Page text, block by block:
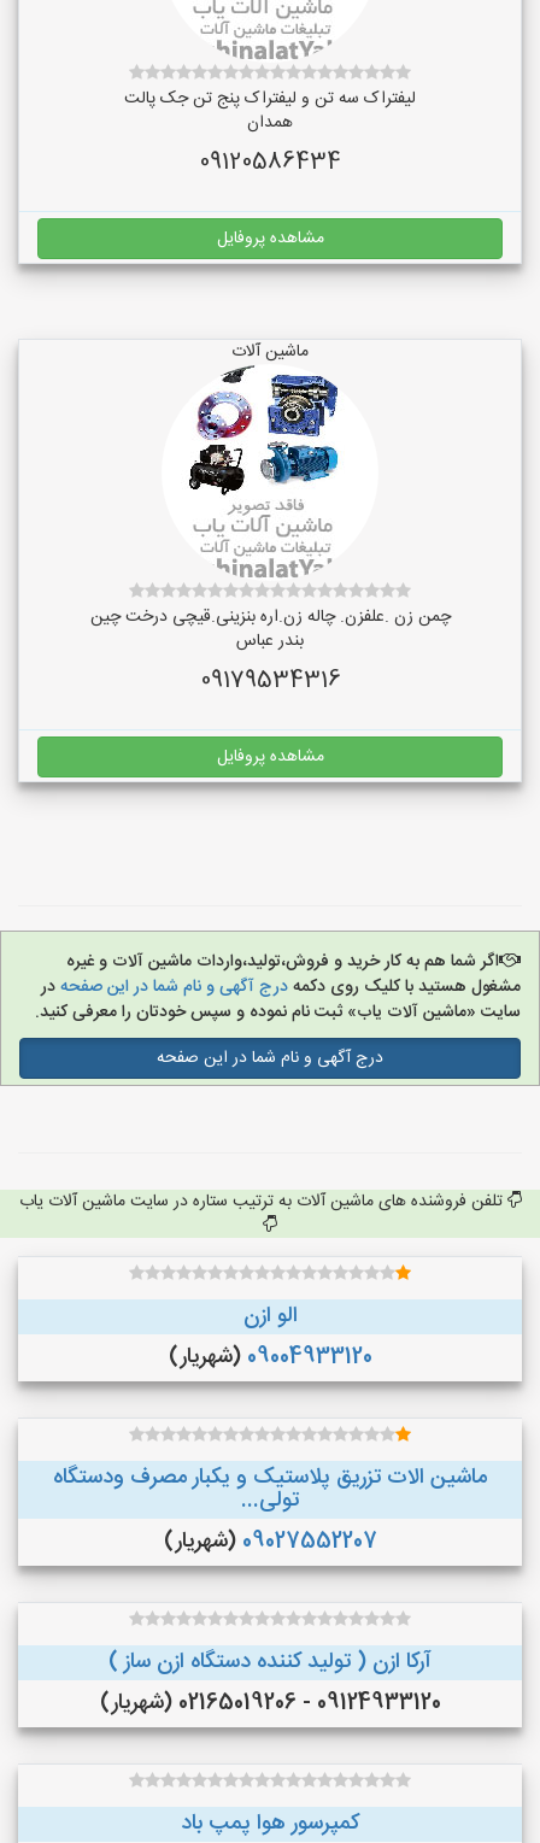
لیفتراک سه تن و لیفتراک پنج تن جک پالت
همدان
09120586434
مشاهده پروفایل
ماشین آلات
چمن زن .علفزن. چاله زن.اره بنزینی.قیچی درخت چین
بندر عباس
09179534316
مشاهده پروفایل
اگر شما هم به کار خرید و فروش،تولید،واردات ماشین آلات و غیره
مشغول هستید با کلیک روی دکمهدرج آگهی و نام شما در این صفحهدر
سایت «ماشین آلات یاب» ثبت نام نموده و سپس خودتان را معرفی کنید.
درج آگهی و نام شما در این صفحه
تلفن فروشنده های ماشین آلات به ترتیب ستاره در سایت ماشین آلات یاب
الو ازن
09004933120 (شهریار)
ماشین الات تزریق پلاستیک و یکبار مصرف ودستگاه
تولی...
09027552207 (شهریار)
آرکا ازن ( تولید کننده دستگاه ازن ساز )
09124933120 - 02165019206 (شهریار)
کمپرسور هوا پمپ باد